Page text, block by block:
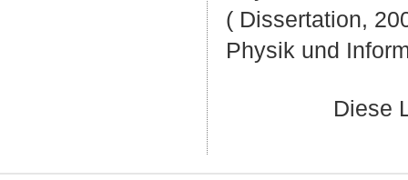
( Dissertation,
Physik und
Diese